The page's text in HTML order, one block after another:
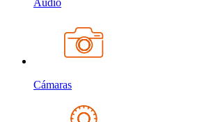
Audio
Cámaras